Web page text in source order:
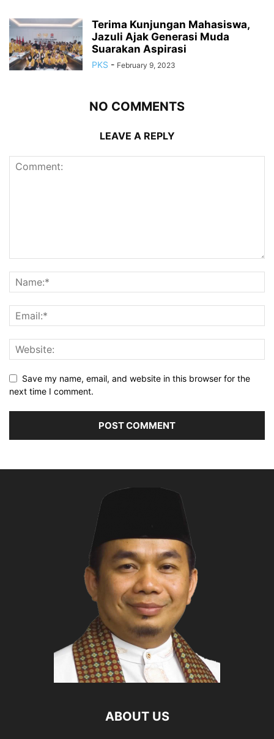
Terima Kunjungan Mahasiswa,
Jazuli Ajak Generasi Muda
Suarakan Aspirasi
PKS - February 9, 2023
NO COMMENTS
LEAVE A REPLY
Save my name, email, and website in this browser for the
next time I comment.
ABOUT US